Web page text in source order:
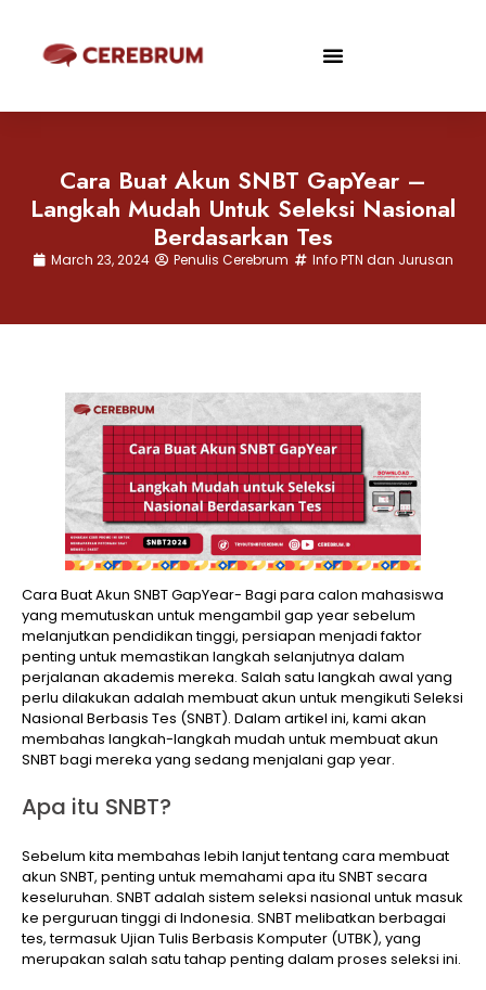
Cara Buat Akun SNBT GapYear –
Langkah Mudah Untuk Seleksi Nasional
Berdasarkan Tes
March 23, 2024 Penulis Cerebrum Info PTN dan Jurusan
Cara Buat Akun SNBT GapYear- Bagi para calon mahasiswa
yang memutuskan untuk mengambil gap year sebelum
melanjutkan pendidikan tinggi, persiapan menjadi faktor
penting untuk memastikan langkah selanjutnya dalam
perjalanan akademis mereka. Salah satu langkah awal yang
perlu dilakukan adalah membuat akun untuk mengikuti Seleksi
Nasional Berbasis Tes (SNBT). Dalam artikel ini, kami akan
membahas langkah-langkah mudah untuk membuat akun
SNBT bagi mereka yang sedang menjalani gap year.
Apa itu SNBT?
Sebelum kita membahas lebih lanjut tentang cara membuat
akun SNBT, penting untuk memahami apa itu SNBT secara
keseluruhan. SNBT adalah sistem seleksi nasional untuk masuk
ke perguruan tinggi di Indonesia. SNBT melibatkan berbagai
tes, termasuk Ujian Tulis Berbasis Komputer (UTBK), yang
merupakan salah satu tahap penting dalam proses seleksi ini.